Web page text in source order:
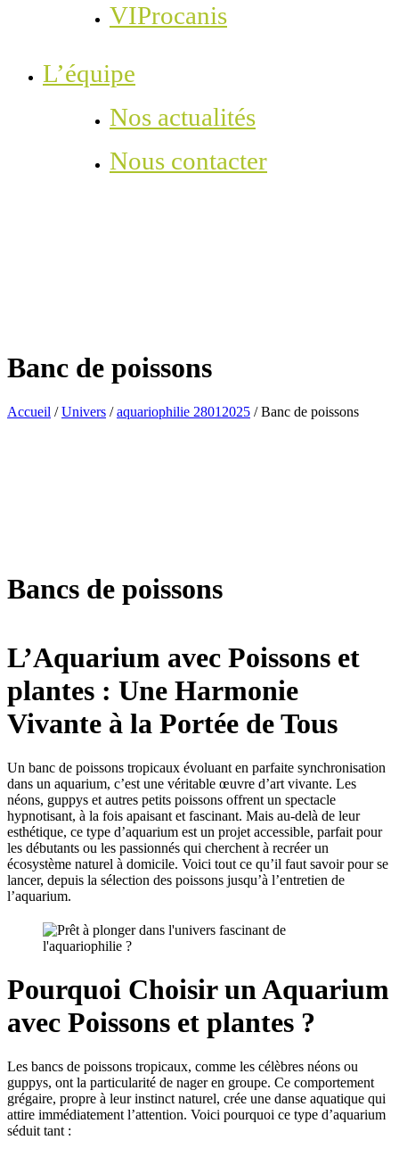
VIProcanis
L’équipe
Nos actualités
Nous contacter
Banc de poissons
Accueil /Univers /aquariophilie 28012025 /Banc de poissons
Bancs de poissons
L’Aquarium avec Poissons et
plantes : Une Harmonie
Vivante à la Portée de Tous
Un banc de poissons tropicaux évoluant en parfaite synchronisation
dans un aquarium, c’est une véritable œuvre d’art vivante. Les
néons, guppys et autres petits poissons offrent un spectacle
hypnotisant, à la fois apaisant et fascinant. Mais au-delà de leur
esthétique, ce type d’aquarium est un projet accessible, parfait pour
les débutants ou les passionnés qui cherchent à recréer un
écosystème naturel à domicile. Voici tout ce qu’il faut savoir pour se
lancer, depuis la sélection des poissons jusqu’à l’entretien de
l’aquarium.
Pourquoi Choisir un Aquarium
avec Poissons et plantes ?
Les bancs de poissons tropicaux, comme les célèbres néons ou
guppys, ont la particularité de nager en groupe. Ce comportement
grégaire, propre à leur instinct naturel, crée une danse aquatique qui
attire immédiatement l’attention. Voici pourquoi ce type d’aquarium
séduit tant :